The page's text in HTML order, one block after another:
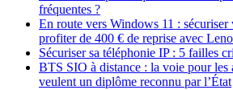
fréquentes ?
En route vers Windows 11 : sécuriser
profiter de 400 € de reprise avec
Sécuriser sa téléphonie IP : 5 failles
BTS SIO à distance : la voie pour les
veulent un diplôme reconnu par l’État